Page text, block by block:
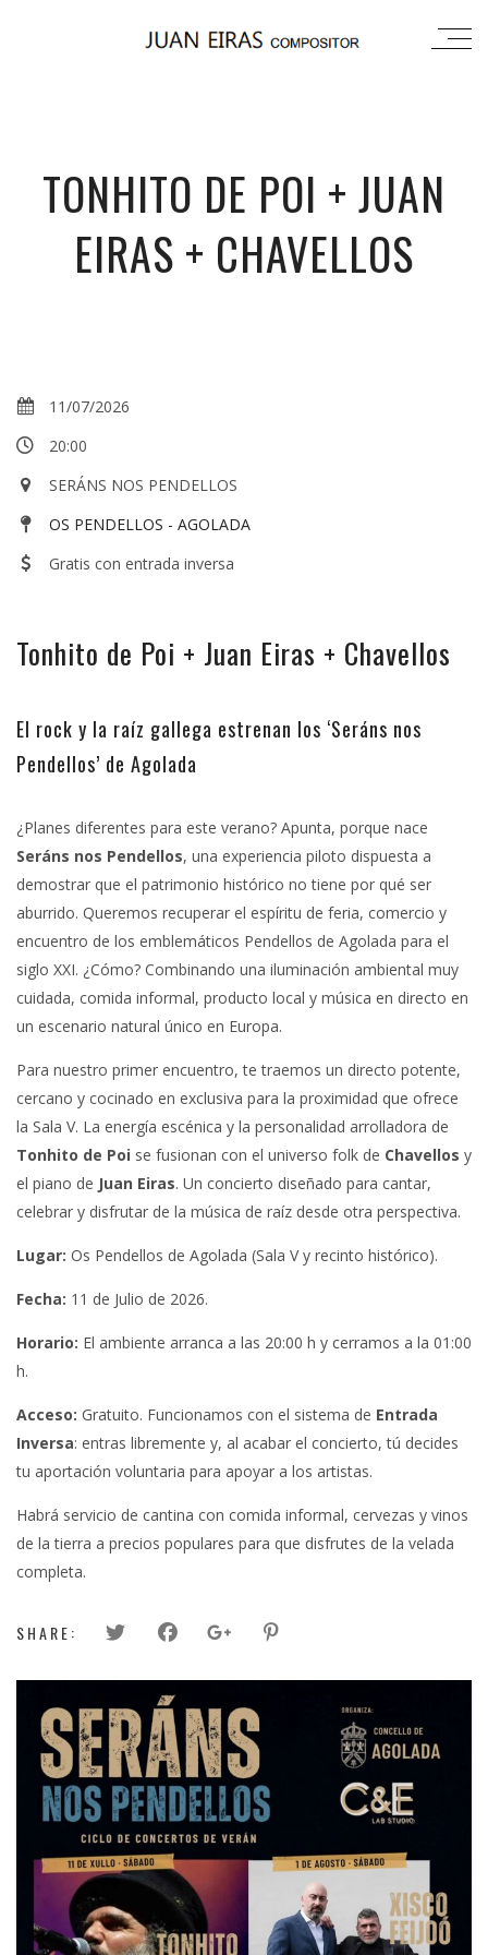
TONHITO DE POI + JUAN
EIRAS + CHAVELLOS
11/07/2026
20:00
SERÁNS NOS PENDELLOS
OS PENDELLOS - AGOLADA
Gratis con entrada inversa
Tonhito de Poi + Juan Eiras + Chavellos
El rock y la raíz gallega estrenan los ‘Seráns nos
Pendellos’ de Agolada
¿Planes diferentes para este verano? Apunta, porque nace
Seráns nos Pendellos, una experiencia piloto dispuesta a
demostrar que el patrimonio histórico no tiene por qué ser
aburrido. Queremos recuperar el espíritu de feria, comercio y
encuentro de los emblemáticos Pendellos de Agolada para el
siglo XXI. ¿Cómo? Combinando una iluminación ambiental muy
cuidada, comida informal, producto local y música en directo en
un escenario natural único en Europa.
Para nuestro primer encuentro, te traemos un directo potente,
cercano y cocinado en exclusiva para la proximidad que ofrece
la Sala V. La energía escénica y la personalidad arrolladora de
Tonhito de Poi se fusionan con el universo folk de Chavellos y
el piano de Juan Eiras. Un concierto diseñado para cantar,
celebrar y disfrutar de la música de raíz desde otra perspectiva.
Lugar: Os Pendellos de Agolada (Sala V y recinto histórico).
Fecha: 11 de Julio de 2026.
Horario: El ambiente arranca a las 20:00 h y cerramos a la 01:00
h.
Acceso: Gratuito. Funcionamos con el sistema de Entrada
Inversa: entras libremente y, al acabar el concierto, tú decides
tu aportación voluntaria para apoyar a los artistas.
Habrá servicio de cantina con comida informal, cervezas y vinos
de la tierra a precios populares para que disfrutes de la velada
completa.
SHARE: